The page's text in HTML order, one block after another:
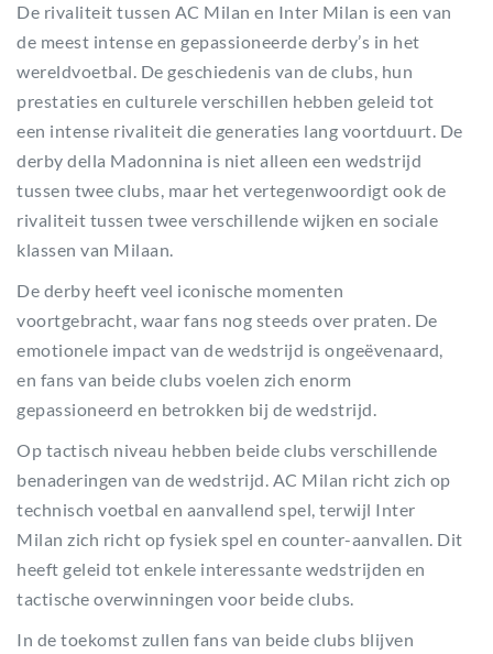
De rivaliteit tussen AC Milan en Inter Milan is een van
de meest intense en gepassioneerde derby’s in het
wereldvoetbal. De geschiedenis van de clubs, hun
prestaties en culturele verschillen hebben geleid tot
een intense rivaliteit die generaties lang voortduurt. De
derby della Madonnina is niet alleen een wedstrijd
tussen twee clubs, maar het vertegenwoordigt ook de
rivaliteit tussen twee verschillende wijken en sociale
klassen van Milaan.
De derby heeft veel iconische momenten
voortgebracht, waar fans nog steeds over praten. De
emotionele impact van de wedstrijd is ongeëvenaard,
en fans van beide clubs voelen zich enorm
gepassioneerd en betrokken bij de wedstrijd.
Op tactisch niveau hebben beide clubs verschillende
benaderingen van de wedstrijd. AC Milan richt zich op
technisch voetbal en aanvallend spel, terwijl Inter
Milan zich richt op fysiek spel en counter-aanvallen. Dit
heeft geleid tot enkele interessante wedstrijden en
tactische overwinningen voor beide clubs.
In de toekomst zullen fans van beide clubs blijven